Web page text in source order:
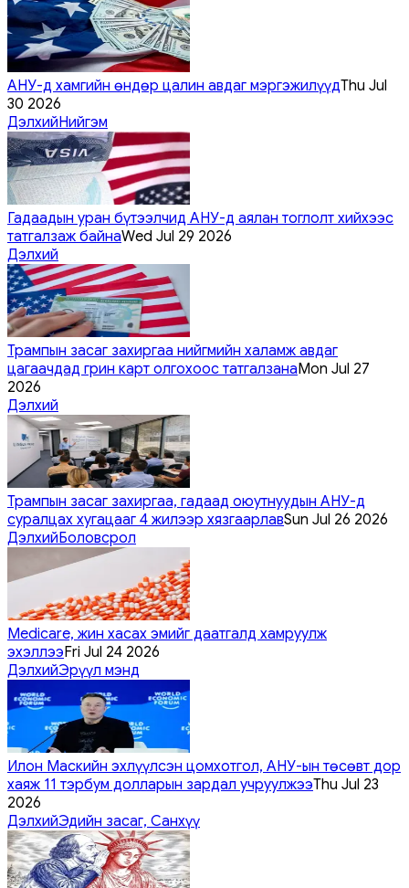
АНУ-д хамгийн өндөр цалин авдаг мэргэжилүүдThu Jul
30 2026
ДэлхийНийгэм
Гадаадын уран бүтээлчид АНУ-д аялан тоглолт хийхээс
татгалзаж байнаWed Jul 29 2026
Дэлхий
Трампын засаг захиргаа нийгмийн халамж авдаг
цагаачдад грин карт олгохоос татгалзанаMon Jul 27
2026
Дэлхий
Трампын засаг захиргаа, гадаад оюутнуудын АНУ-д
суралцах хугацааг 4 жилээр хязгаарлавSun Jul 26 2026
ДэлхийБоловсрол
Medicare, жин хасах эмийг даатгалд хамруулж
эхэллээFri Jul 24 2026
ДэлхийЭрүүл мэнд
Илон Маскийн эхлүүлсэн цомхотгол, АНУ-ын төсөвт дор
хаяж 11 тэрбум долларын зардал учруулжээThu Jul 23
2026
ДэлхийЭдийн засаг, Санхүү